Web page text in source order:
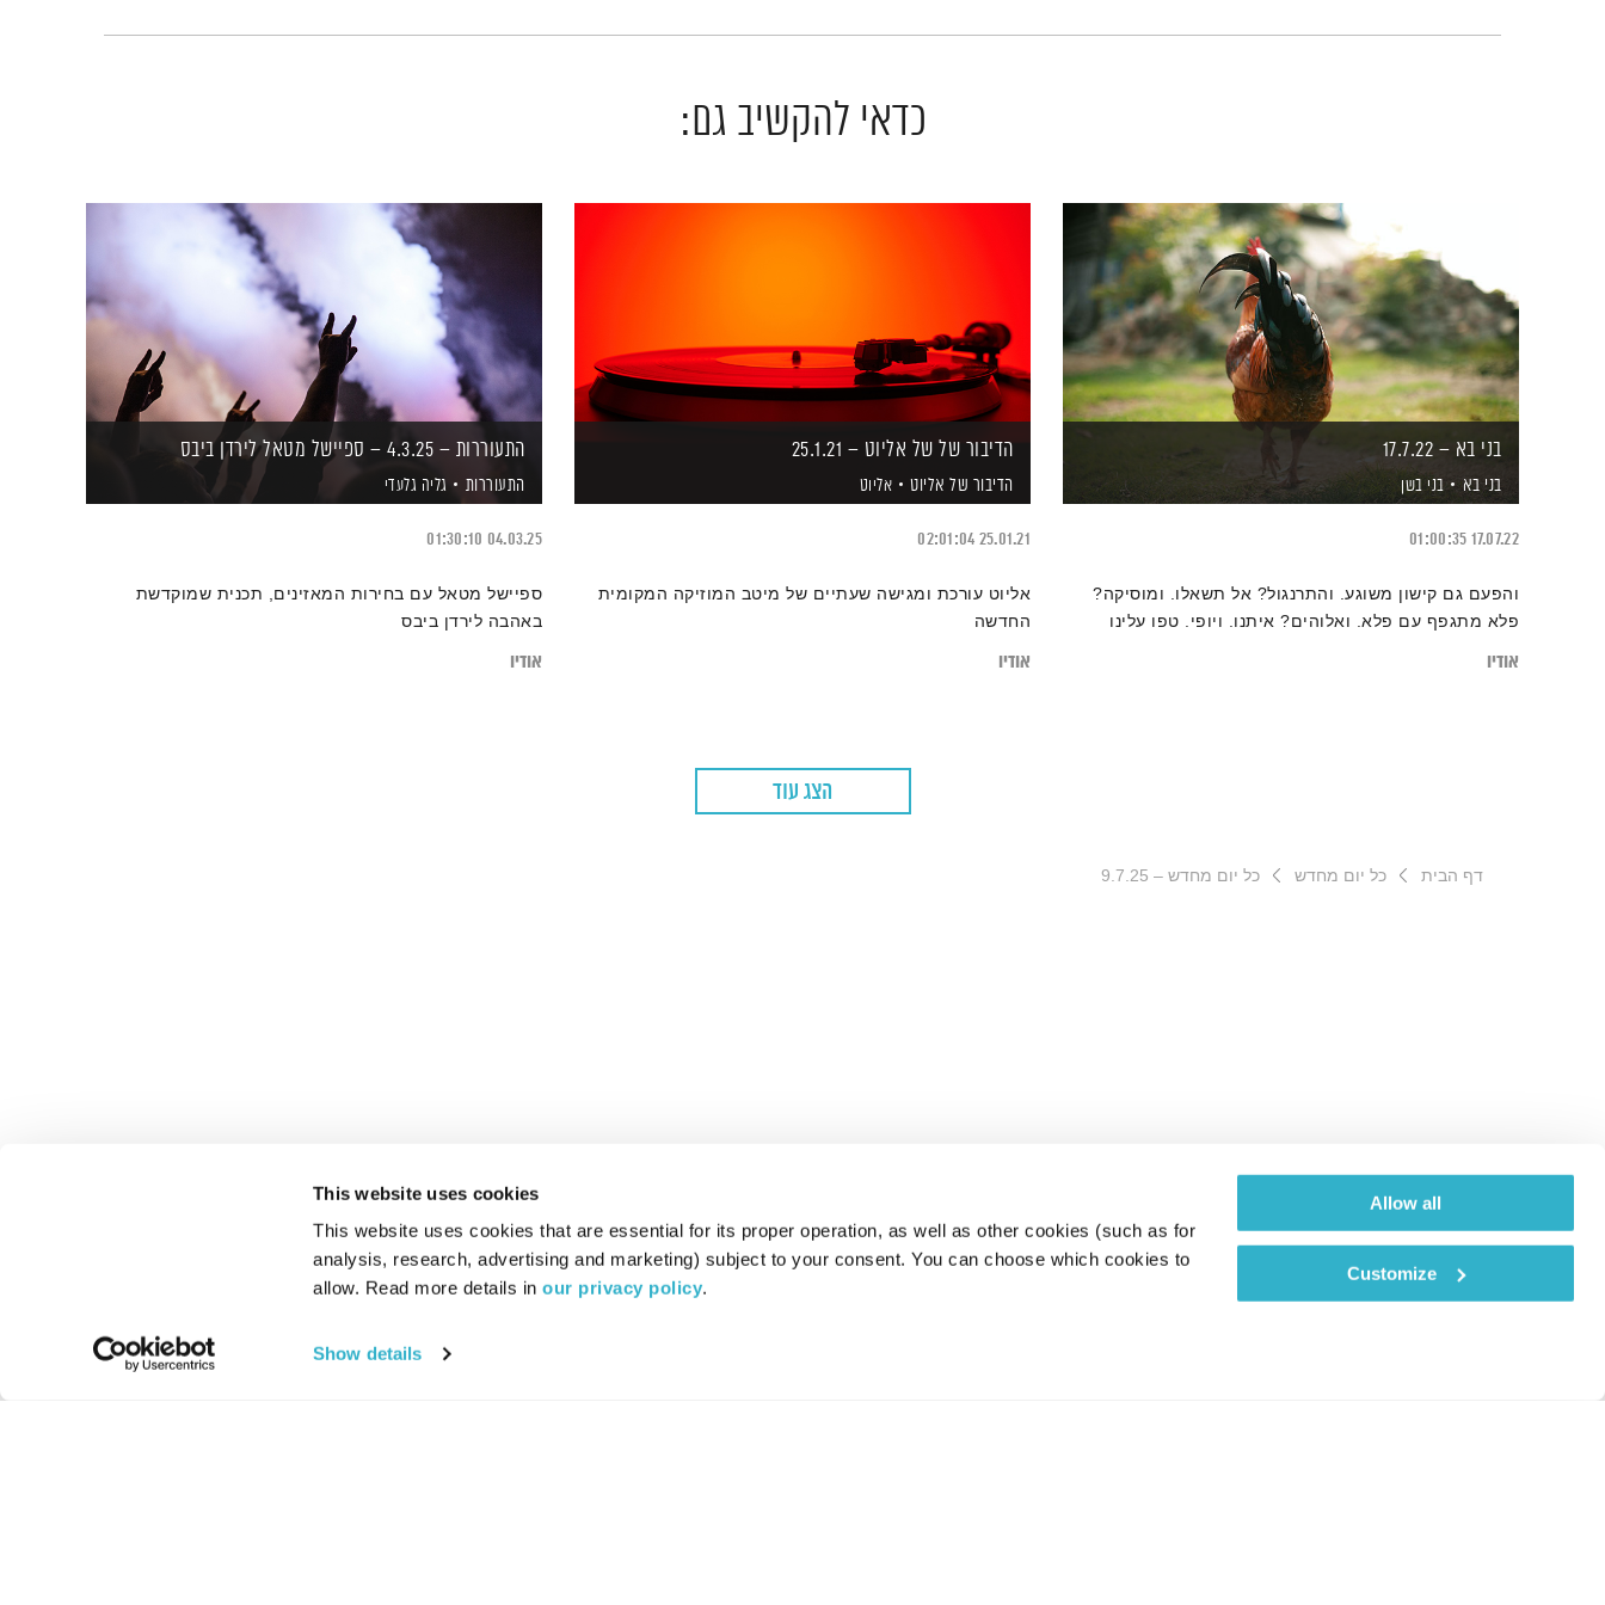
This website uses cookies
This website uses cookies that are essential for its proper operation, as well as other cookies (such as for
analysis, research, advertising and marketing) subject to your consent. You can choose which cookies to
allow. Read more details in our privacy policy.
Show details
Allow all
Customize
כדאי להקשיב גם:
בני בא – 17.7.22
בני בא בני בשן
17.07.22
01:00:35
והפעם גם קישון משוגע. והתרנגול? אל תשאלו. ומוסיקה?
פלא מתגפף עם פלא. ואלוהים? איתנו. ויופי. טפו עלינו
אודיו
הדיבור של של אליוט – 25.1.21
הדיבור של אליוט אליוט
25.01.21
02:01:04
אליוט עורכת ומגישה שעתיים של מיטב המוזיקה המקומית
החדשה
אודיו
התעוררות – 4.3.25 – ספיישל מטאל לירדן ביבס
התעוררות גליה גלעדי
04.03.25
01:30:10
ספיישל מטאל עם בחירות המאזינים, תכנית שמוקדשת
באהבה לירדן ביבס
אודיו
הצג עוד
דף הבית כל יום מחדש כל יום מחדש – 9.7.25